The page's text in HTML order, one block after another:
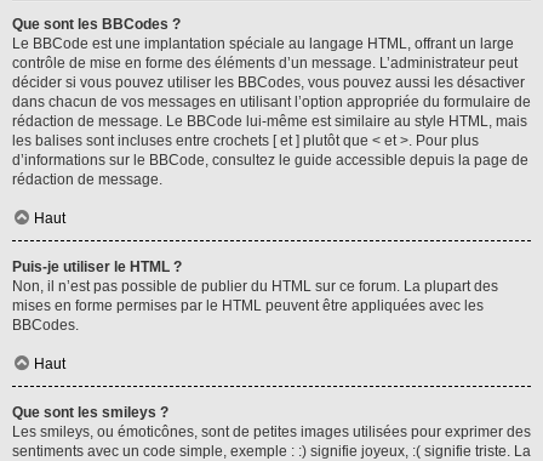
Que sont les BBCodes ?
Le BBCode est une implantation spéciale au langage HTML, offrant un large
contrôle de mise en forme des éléments d’un message. L’administrateur peut
décider si vous pouvez utiliser les BBCodes, vous pouvez aussi les désactiver
dans chacun de vos messages en utilisant l’option appropriée du formulaire de
rédaction de message. Le BBCode lui-même est similaire au style HTML, mais
les balises sont incluses entre crochets [ et ] plutôt que < et >. Pour plus
d’informations sur le BBCode, consultez le guide accessible depuis la page de
rédaction de message.
Haut
Puis-je utiliser le HTML ?
Non, il n’est pas possible de publier du HTML sur ce forum. La plupart des
mises en forme permises par le HTML peuvent être appliquées avec les
BBCodes.
Haut
Que sont les smileys ?
Les smileys, ou émoticônes, sont de petites images utilisées pour exprimer des
sentiments avec un code simple, exemple : :) signifie joyeux, :( signifie triste. La